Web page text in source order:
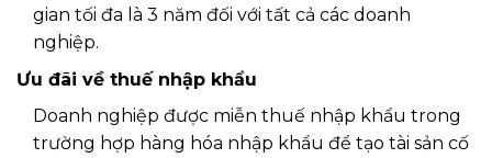
gian tối đa là 3 năm đối với tất cả các doanh
nghiệp.
Ưu đãi về thuế nhập khẩu
Doanh nghiệp được miễn thuế nhập khẩu trong
trường hợp hàng hóa nhập khẩu để tạo tài sản cố